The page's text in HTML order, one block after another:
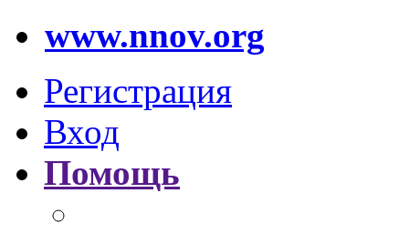
www.nnov.org
Регистрация
Вход
Помощь